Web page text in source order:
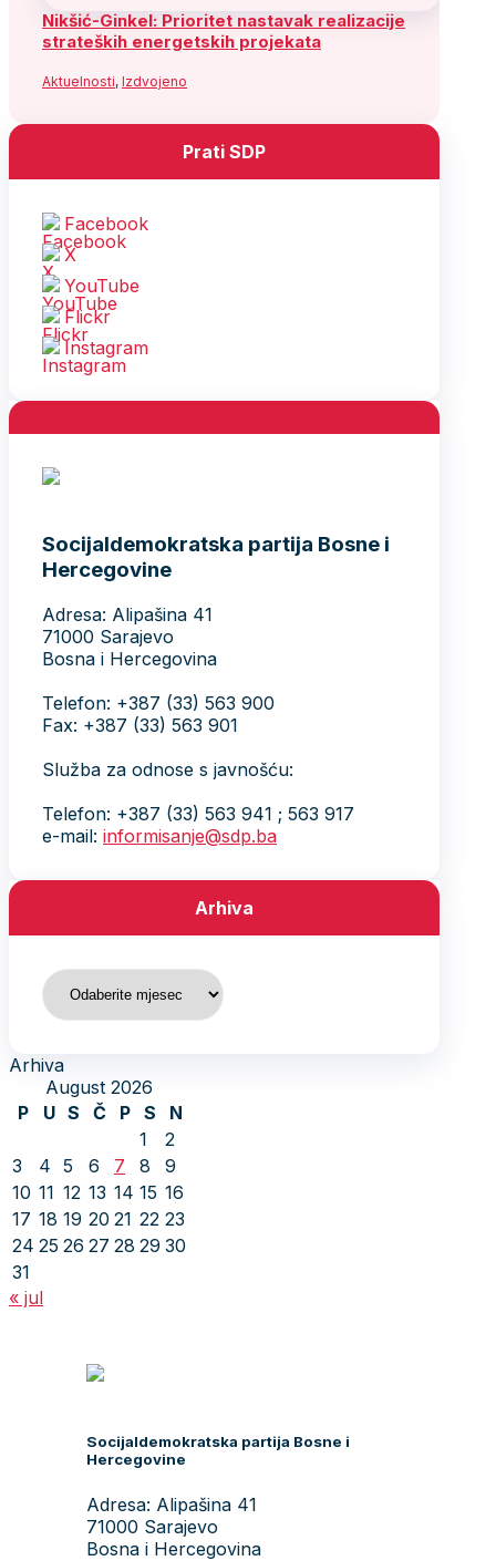
Nikšić-Ginkel: Prioritet nastavak realizacije
strateških energetskih projekata
Aktuelnosti, Izdvojeno
Prati SDP
Facebook
X
YouTube
Flickr
Instagram
Socijaldemokratska partija Bosne i
Hercegovine
Adresa: Alipašina 41
71000 Sarajevo
Bosna i Hercegovina
Telefon: +387 (33) 563 900
Fax: +387 (33) 563 901
Služba za odnose s javnošću:
Telefon: +387 (33) 563 941 ; 563 917
e-mail: informisanje@sdp.ba
Arhiva
Arhiva
Arhiva
August 2026
P
U S Č P S
N
1
2
3
4 5 6 7 8
9
10 11 12 13 14 15 16
17 18 19 20 21 22 23
24 25 26 27 28 29 30
31
« jul
Socijaldemokratska partija Bosne i
Hercegovine
Adresa: Alipašina 41
71000 Sarajevo
Bosna i Hercegovina